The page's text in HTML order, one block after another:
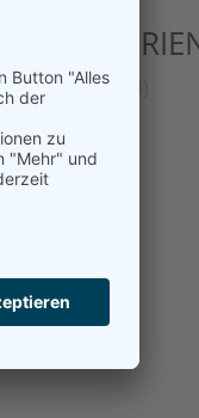
Allgemein
Damen(192)
Herren
(14)
Turniere(8)